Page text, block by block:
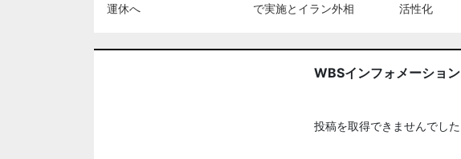
運休へ
で実施とイラン外相
活性化
WBSインフォメーション
投稿を取得できませんでした